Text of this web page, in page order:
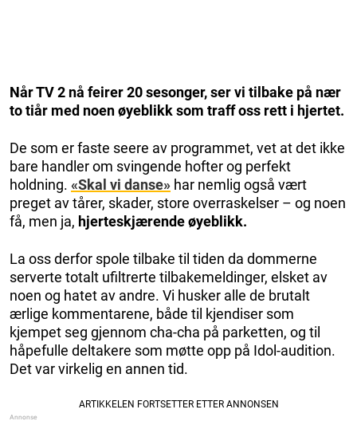
Når TV 2 nå feirer 20 sesonger, ser vi tilbake på nær
to tiår med noen øyeblikk som traff oss rett i hjertet.
De som er faste seere av programmet, vet at det ikke
bare handler om svingende hofter og perfekt
holdning. «Skal vi danse» har nemlig også vært
preget av tårer, skader, store overraskelser – og noen
få, men ja, hjerteskjærende øyeblikk.
La oss derfor spole tilbake til tiden da dommerne
serverte totalt ufiltrerte tilbakemeldinger, elsket av
noen og hatet av andre. Vi husker alle de brutalt
ærlige kommentarene, både til kjendiser som
kjempet seg gjennom cha-cha på parketten, og til
håpefulle deltakere som møtte opp på Idol-audition.
Det var virkelig en annen tid.